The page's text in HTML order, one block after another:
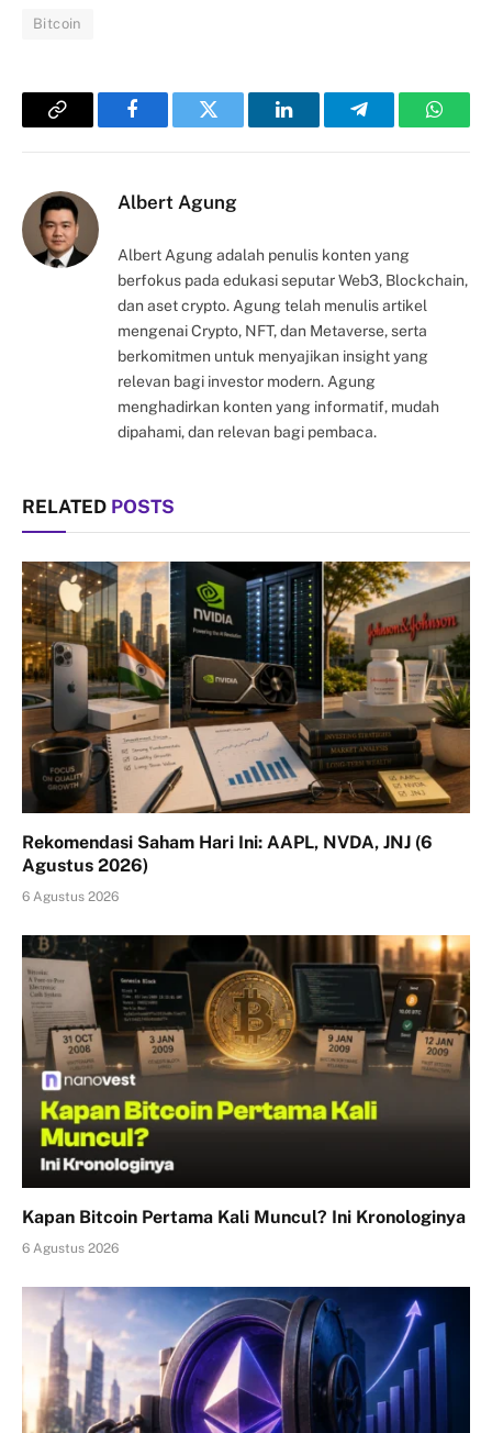
Bitcoin
Copy
FacebookTwitter LinkedInTelegram
Albert Agung
Albert Agung adalah penulis konten yang
berfokus pada edukasi seputar Web3, Blockchain,
dan aset crypto. Agung telah menulis artikel
mengenai Crypto, NFT, dan Metaverse, serta
berkomitmen untuk menyajikan insight yang
relevan bagi investor modern. Agung
menghadirkan konten yang informatif, mudah
dipahami, dan relevan bagi pembaca.
RELATED POSTS
Rekomendasi Saham Hari Ini: AAPL, NVDA, JNJ (6
Agustus 2026)
6 Agustus 2026
Kapan Bitcoin Pertama Kali Muncul? Ini Kronologinya
6 Agustus 2026